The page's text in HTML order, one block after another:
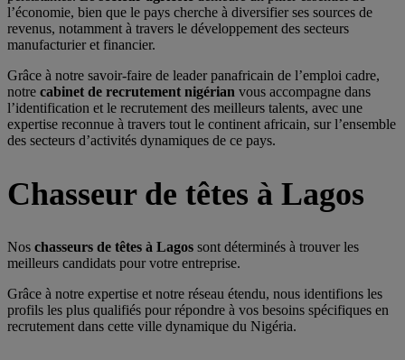
l’économie, bien que le pays cherche à diversifier ses sources de
revenus, notamment à travers le développement des secteurs
manufacturier et financier.
Grâce à notre savoir-faire de leader panafricain de l’emploi cadre,
notre cabinet de recrutement nigérian vous accompagne dans
l’identification et le recrutement des meilleurs talents, avec une
expertise reconnue à travers tout le continent africain, sur l’ensemble
des secteurs d’activités dynamiques de ce pays.
Chasseur de têtes à Lagos
Nos chasseurs de têtes à Lagos sont déterminés à trouver les
meilleurs candidats pour votre entreprise.
Grâce à notre expertise et notre réseau étendu, nous identifions les
profils les plus qualifiés pour répondre à vos besoins spécifiques en
recrutement dans cette ville dynamique du Nigéria.